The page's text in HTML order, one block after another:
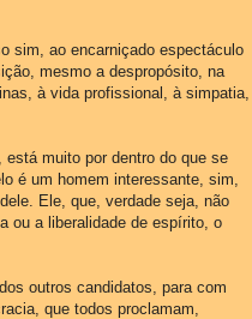
sim, ao encarniçado espectáculo
mesmo a despropósito, na
à vida profissional, à simpatia,
muito por dentro do que se
é um homem interessante, sim,
Ele, que, verdade seja, não
ou a liberalidade de espírito, o
outros candidatos, para com
que todos proclamam,